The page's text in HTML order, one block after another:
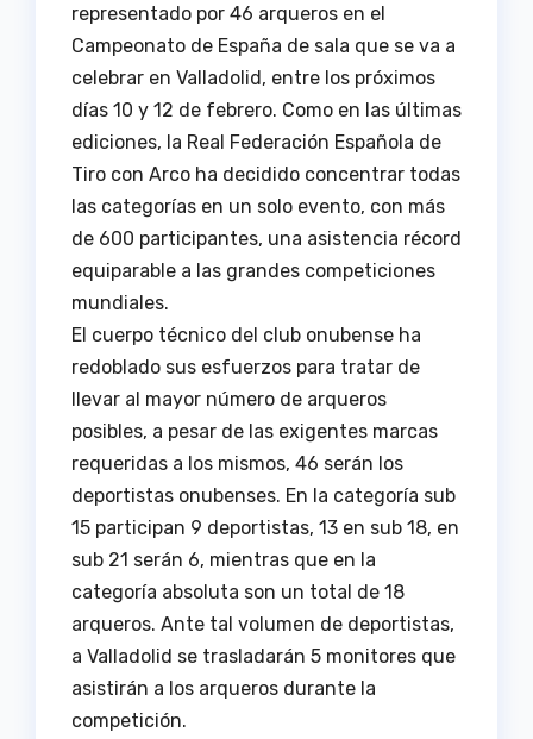
representado por 46 arqueros en el
Campeonato de España de sala que se va a
celebrar en Valladolid, entre los próximos
días 10 y 12 de febrero. Como en las últimas
ediciones, la Real Federación Española de
Tiro con Arco ha decidido concentrar todas
las categorías en un solo evento, con más
de 600 participantes, una asistencia récord
equiparable a las grandes competiciones
mundiales.
El cuerpo técnico del club onubense ha
redoblado sus esfuerzos para tratar de
llevar al mayor número de arqueros
posibles, a pesar de las exigentes marcas
requeridas a los mismos, 46 serán los
deportistas onubenses. En la categoría sub
15 participan 9 deportistas, 13 en sub 18, en
sub 21 serán 6, mientras que en la
categoría absoluta son un total de 18
arqueros. Ante tal volumen de deportistas,
a Valladolid se trasladarán 5 monitores que
asistirán a los arqueros durante la
competición.